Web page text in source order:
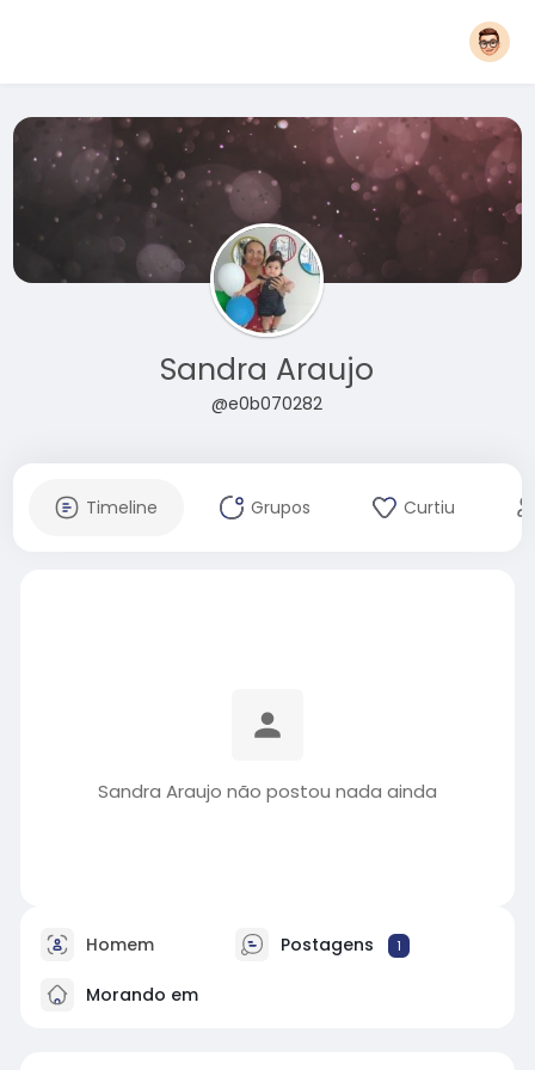
Sandra Araujo
@e0b070282
Timeline Grupos Curtiu
Sandra Araujo não postou nada ainda
Homem Postagens 1
Morando em